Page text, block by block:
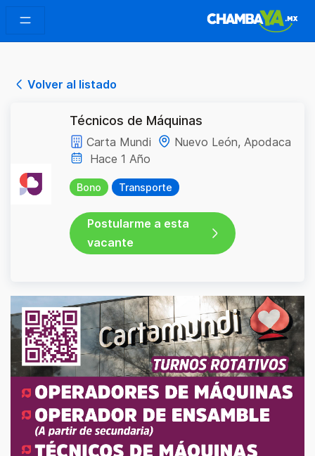
Volver al listado
Técnicos de Máquinas
Carta Mundi
Nuevo León, Apodaca
Hace 1 Año
Bono Transporte
Postularme a esta
vacante